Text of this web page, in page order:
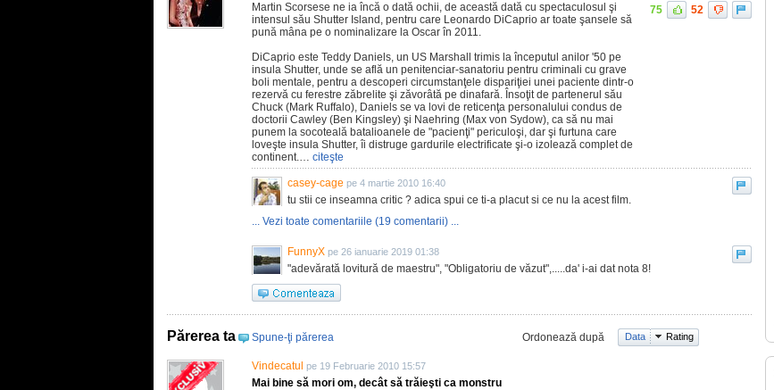
Martin Scorsese ne ia încă o dată ochii, de această dată cu spectaculosul şi
intensul său Shutter Island, pentru care Leonardo DiCaprio ar toate şansele să
pună mâna pe o nominalizare la Oscar în 2011.
DiCaprio este Teddy Daniels, un US Marshall trimis la începutul anilor '50 pe
insula Shutter, unde se află un penitenciar-sanatoriu pentru criminali cu grave
boli mentale, pentru a descoperi circumstanţele dispariţiei unei paciente dintr-o
rezervă cu ferestre zăbrelite şi zăvorâtă pe dinafară. Însoţit de partenerul său
Chuck (Mark Ruffalo), Daniels se va lovi de reticenţa personalului condus de
doctorii Cawley (Ben Kingsley) şi Naehring (Max von Sydow), ca să nu mai
punem la socoteală batalioanele de "pacienţi" periculoşi, dar şi furtuna care
loveşte insula Shutter, îi distruge gardurile electrificate şi-o izolează complet de
continent.… citeşte
75 52
casey-cage pe 4 martie 2010 16:40
tu stii ce inseamna critic ? adica spui ce ti-a placut si ce nu la acest film.
... Vezi toate comentariile (19 comentarii) ...
FunnyX pe 26 ianuarie 2019 01:38
"adevărată lovitură de maestru", "Obligatoriu de văzut",.....da' i-ai dat nota 8!
Părerea ta Spune-ţi părerea Ordonează după Data Rating
Vindecatul pe 19 Februarie 2010 15:57
Mai bine să mori om, decât să trăieşti ca monstru